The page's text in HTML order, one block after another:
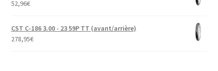
52,96€
CST C-186 3.00 - 23 59P TT (avant/arrière)
278,95€